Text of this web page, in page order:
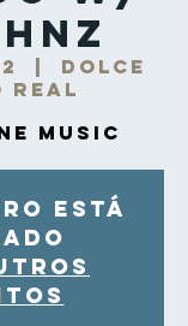
Dolce
Real
Music
está